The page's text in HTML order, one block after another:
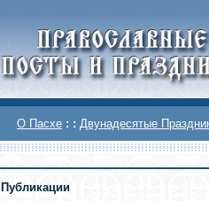
О Пасхе : : Двунадесятые
Публикации